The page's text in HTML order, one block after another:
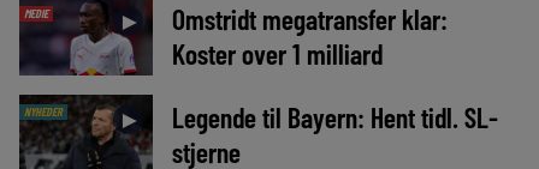
MEDIE ►
Omstridt megatransfer klar:
Koster over 1 milliard
NYHEDER ►
Legende til Bayern: Hent tidl. SL-
stjerne